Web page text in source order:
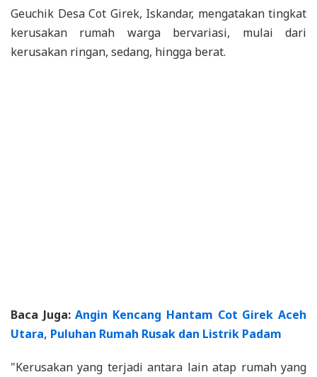
Geuchik Desa Cot Girek, Iskandar, mengatakan tingkat
kerusakan rumah warga bervariasi, mulai dari
kerusakan ringan, sedang, hingga berat.
Baca Juga:Angin Kencang Hantam Cot Girek Aceh
Utara, Puluhan Rumah Rusak dan Listrik Padam
"Kerusakan yang terjadi antara lain atap rumah yang